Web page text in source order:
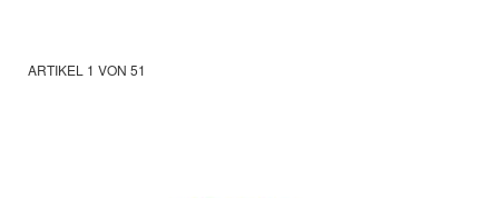
ARTIKEL 1 VON 51